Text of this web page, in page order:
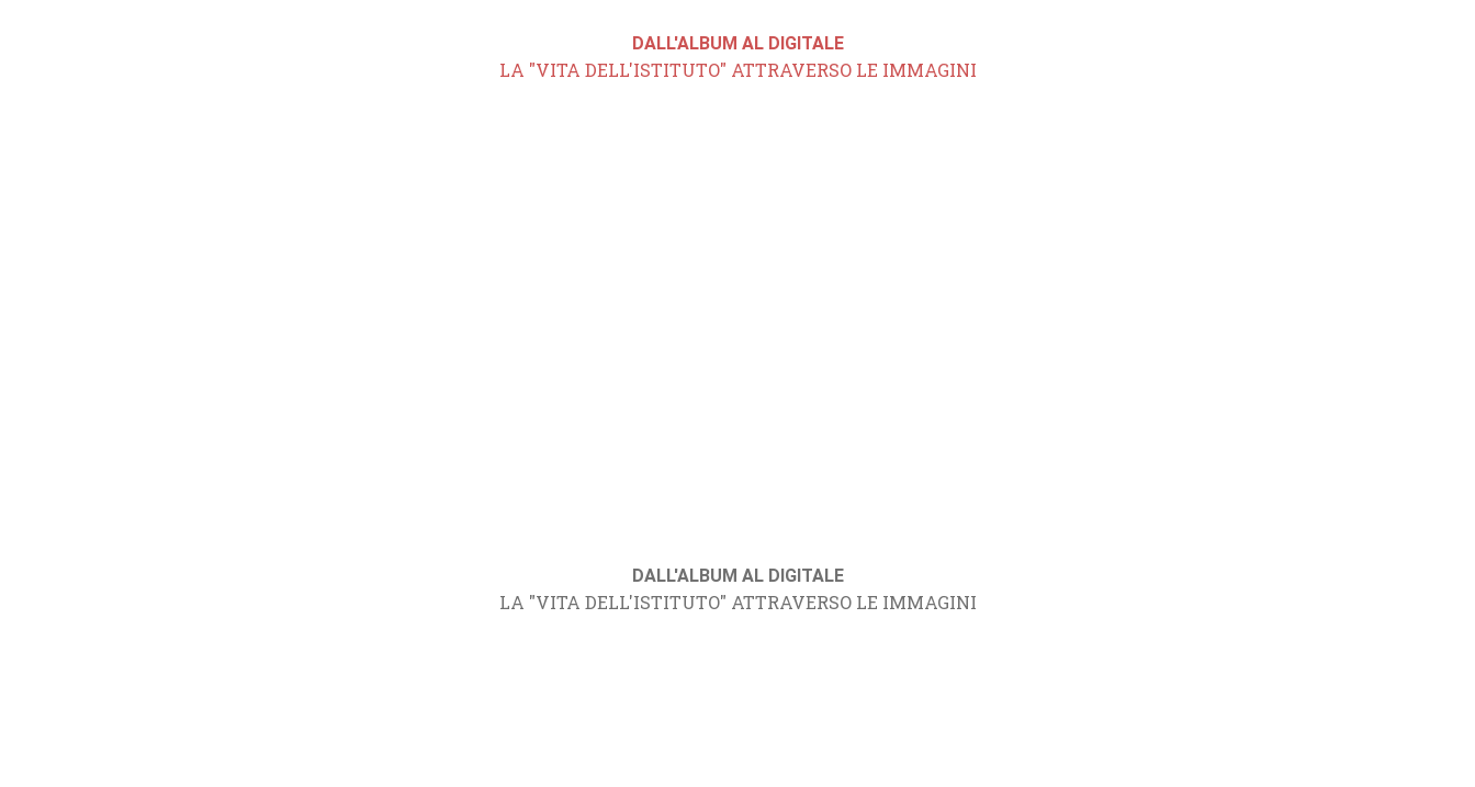
DALL'ALBUM AL DIGITALE
LA "VITA DELL'ISTITUTO" ATTRAVERSO LE IMMAGINI
DALL'ALBUM AL DIGITALE
LA "VITA DELL'ISTITUTO" ATTRAVERSO LE IMMAGINI